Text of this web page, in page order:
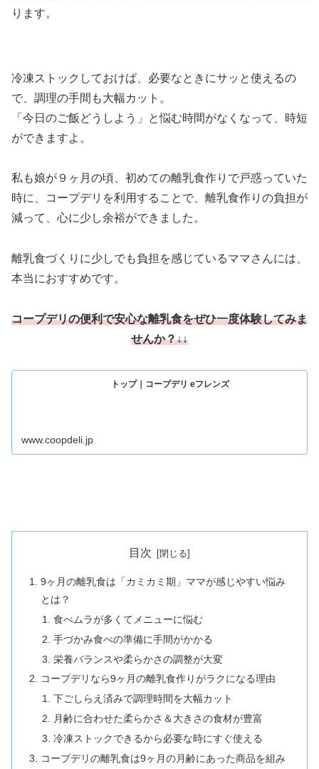
ります。
冷凍ストックしておけば、必要なときにサッと使えるの
で、調理の手間も大幅カット。
「今日のご飯どうしよう」と悩む時間がなくなって、時短
ができますよ。
私も娘が９ヶ月の頃、初めての離乳食作りで戸惑っていた
時に、コープデリを利用することで、離乳食作りの負担が
減って、心に少し余裕ができました。
離乳食づくりに少しでも負担を感じているママさんには、
本当におすすめです。
コープデリの便利で安心な離乳食をぜひ一度体験してみま
せんか？↓↓
トップ｜コープデリ eフレンズ
www.coopdeli.jp
目次
9ヶ月の離乳食は「カミカミ期」ママが感じやすい悩み
とは？
食べムラが多くてメニューに悩む
手づかみ食べの準備に手間がかかる
栄養バランスや柔らかさの調整が大変
コープデリなら9ヶ月の離乳食作りがラクになる理由
下ごしらえ済みで調理時間を大幅カット
月齢に合わせた柔らかさ＆大きさの食材が豊富
冷凍ストックできるから必要な時にすぐ使える
コープデリの離乳食は9ヶ月の月齢にあった商品を組み